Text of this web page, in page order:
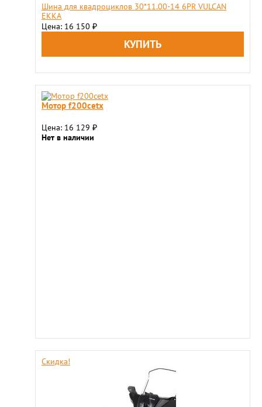
Шина для квадроциклов 30*11.00-14 6PR VULCAN
EKKA
Цена: 16 150 ₽
Мотор f200cetx
Цена: 16 129 ₽
Нет в наличии
Скидка!